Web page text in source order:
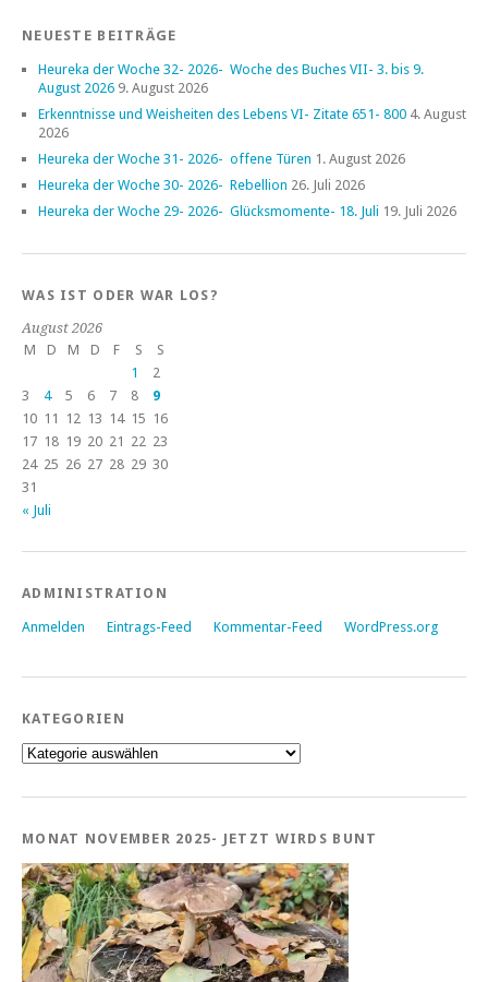
NEUESTE BEITRÄGE
Heureka der Woche 32- 2026- Woche des Buches VII- 3. bis 9.
August 2026 9. August 2026
Erkenntnisse und Weisheiten des Lebens VI- Zitate 651- 800 4. August
2026
Heureka der Woche 31- 2026- offene Türen 1. August 2026
Heureka der Woche 30- 2026- Rebellion 26. Juli 2026
Heureka der Woche 29- 2026- Glücksmomente- 18. Juli 19. Juli 2026
WAS IST ODER WAR LOS?
August 2026
M
D M D F S
S
1
2
3
4 5 6 7 8
9
10 11 12 13 14 15 16
17 18 19 20 21 22 23
24 25 26 27 28 29 30
31
« Juli
ADMINISTRATION
Anmelden Eintrags-Feed Kommentar-Feed WordPress.org
KATEGORIEN
Kategorien
MONAT NOVEMBER 2025- JETZT WIRDS BUNT